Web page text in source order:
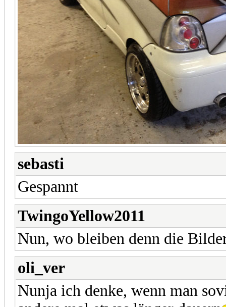
sebasti
Gespannt
TwingoYellow2011
Nun, wo bleiben denn die
oli_ver
Nunja ich denke, wenn man